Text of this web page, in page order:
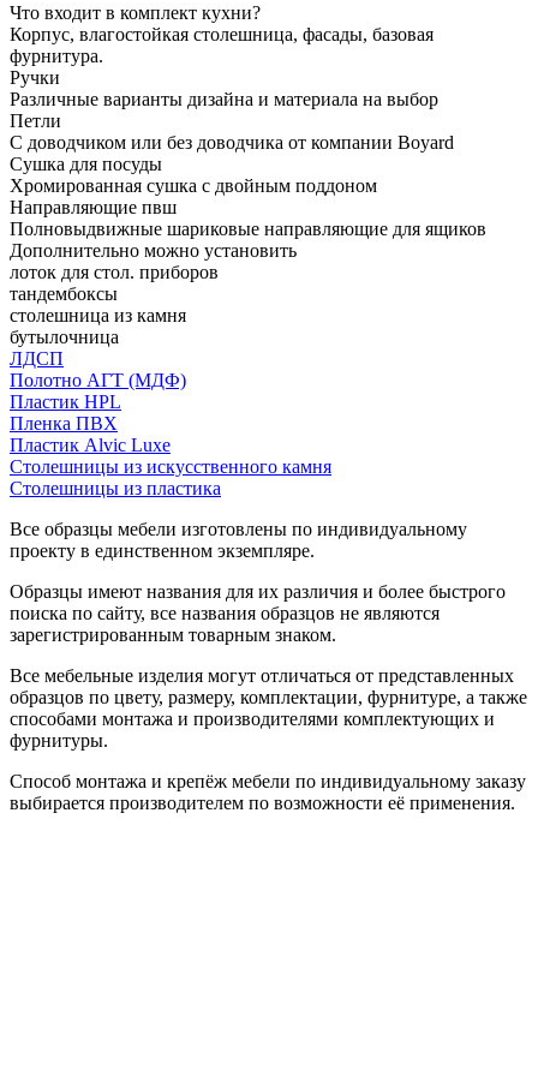
Что входит в комплект кухни?
Корпус, влагостойкая столешница, фасады, базовая
фурнитура.
Ручки
Различные варианты дизайна и материала на выбор
Петли
С доводчиком или без доводчика от компании Boyard
Сушка для посуды
Хромированная сушка с двойным поддоном
Направляющие пвш
Полновыдвижные шариковые направляющие для ящиков
Дополнительно можно установить
лоток для стол. приборов
тандембоксы
столешница из камня
бутылочница
ЛДСП
Полотно АГТ (МДФ)
Пластик HPL
Пленка ПВХ
Пластик Alvic Luxe
Столешницы из искусственного камня
Столешницы из пластика
Все образцы мебели изготовлены по индивидуальному
проекту в единственном экземпляре.
Образцы имеют названия для их различия и более быстрого
поиска по сайту, все названия образцов не являются
зарегистрированным товарным знаком.
Все мебельные изделия могут отличаться от представленных
образцов по цвету, размеру, комплектации, фурнитуре, а также
способами монтажа и производителями комплектующих и
фурнитуры.
Способ монтажа и крепёж мебели по индивидуальному заказу
выбирается производителем по возможности её применения.